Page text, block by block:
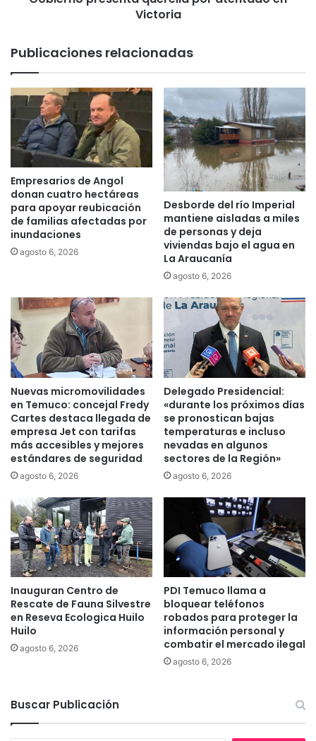
i
z
a
c
n
s
a
l
e
e
p
e
r
o
s
o
n
g
r
r
a
p
a
t
a
s
n
t
a
q
u
r
l
l
a
p
o
r
t
a
d
o
n
V
i
c
t
o
i
a
Victoria
Publicaciones relacionadas
Empresarios de Angol
donan cuatro hectáreas
para apoyar reubicación
de familias afectadas por
inundaciones
agosto 6, 2026
Desborde del río Imperial
mantiene aisladas a miles
de personas y deja
viviendas bajo el agua en
La Araucanía
agosto 6, 2026
Nuevas micromovilidades
en Temuco: concejal Fredy
Cartes destaca llegada de
empresa Jet con tarifas
más accesibles y mejores
estándares de seguridad
agosto 6, 2026
Delegado Presidencial:
«durante los próximos días
se pronostican bajas
temperaturas e incluso
nevadas en algunos
sectores de la Región»
agosto 6, 2026
Inauguran Centro de
Rescate de Fauna Silvestre
en Reseva Ecologica Huilo
Huilo
agosto 6, 2026
PDI Temuco llama a
bloquear teléfonos
robados para proteger la
información personal y
combatir el mercado ilegal
agosto 6, 2026
Buscar Publicación